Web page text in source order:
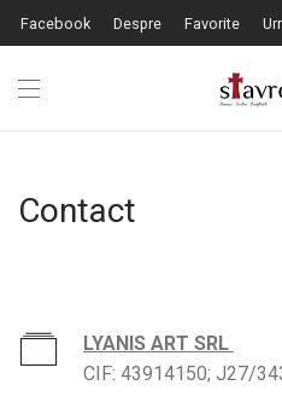
Facebook Despre Favorite
Contact
LYANIS ART SRL
CIF: 43914150; J27/